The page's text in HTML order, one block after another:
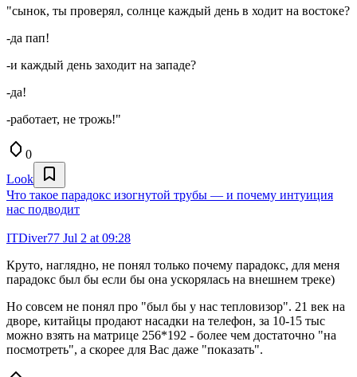
"сынок, ты проверял, солнце каждый день в ходит на востоке?
-да пап!
-и каждый день заходит на западе?
-да!
-работает, не трожь!"
0
Look
Что такое парадокс изогнутой трубы — и почему интуиция
нас подводит
ITDiver77 Jul 2 at 09:28
Круто, наглядно, не понял только почему парадокс, для меня
парадокс был бы если бы она ускорялась на внешнем треке)
Но совсем не понял про "был бы у нас тепловизор". 21 век на
дворе, китайцы продают насадки на телефон, за 10-15 тыс
можно взять на матрице 256*192 - более чем достаточно "на
посмотреть", а скорее для Вас даже "показать".